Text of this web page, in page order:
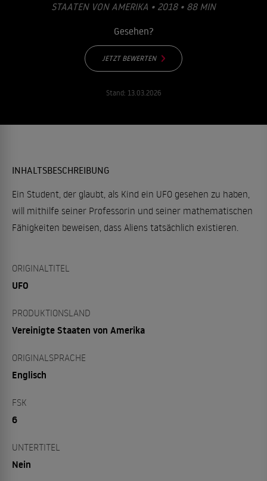
STAATEN VON AMERIKA • 2018 • 88 MIN
Gesehen?
JETZT BEWERTEN
Stand: 13.03.2026
INHALTSBESCHREIBUNG
Ein Student, der glaubt, als Kind ein UFO gesehen zu haben,
will mithilfe seiner Professorin und seiner mathematischen
Fähigkeiten beweisen, dass Aliens tatsächlich existieren.
ORIGINALTITEL
UFO
PRODUKTIONSLAND
Vereinigte Staaten von Amerika
ORIGINALSPRACHE
Englisch
FSK
6
UNTERTITEL
Nein